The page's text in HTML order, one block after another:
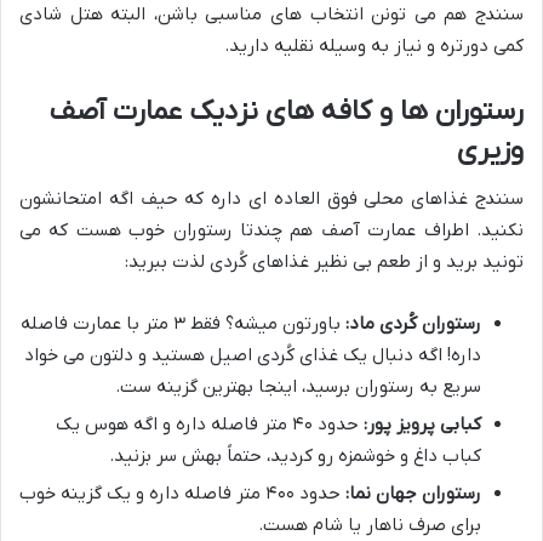
سنندج هم می تونن انتخاب های مناسبی باشن، البته هتل شادی
کمی دورتره و نیاز به وسیله نقلیه دارید.
رستوران ها و کافه های نزدیک عمارت آصف
وزیری
سنندج غذاهای محلی فوق العاده ای داره که حیف اگه امتحانشون
نکنید. اطراف عمارت آصف هم چندتا رستوران خوب هست که می
تونید برید و از طعم بی نظیر غذاهای کُردی لذت ببرید:
رستوران کُردی ماد:
باورتون میشه؟ فقط ۳ متر با عمارت فاصله
داره! اگه دنبال یک غذای کُردی اصیل هستید و دلتون می خواد
سریع به رستوران برسید، اینجا بهترین گزینه ست.
کبابی پرویز پور:
حدود ۴۰ متر فاصله داره و اگه هوس یک
کباب داغ و خوشمزه رو کردید، حتماً بهش سر بزنید.
رستوران جهان نما:
حدود ۴۰۰ متر فاصله داره و یک گزینه خوب
برای صرف ناهار یا شام هست.